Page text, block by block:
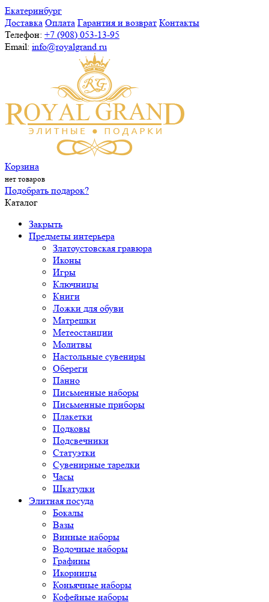
Екатеринбург
Доставка Оплата Гарантия и возврат Контакты
Телефон: +7 (908) 053-13-95
Email: info@royalgrand.ru
Корзина
нет товаров
Подобрать подарок?
Каталог
Закрыть
Предметы интерьера
Златоустовская гравюра
Иконы
Игры
Ключницы
Книги
Ложки для обуви
Матрешки
Метеостанции
Молитвы
Настольные сувениры
Обереги
Панно
Письменные наборы
Письменные приборы
Плакетки
Подковы
Подсвечники
Статуэтки
Сувенирные тарелки
Часы
Шкатулки
Элитная посуда
Бокалы
Вазы
Винные наборы
Водочные наборы
Графины
Икорницы
Коньячные наборы
Кофейные наборы